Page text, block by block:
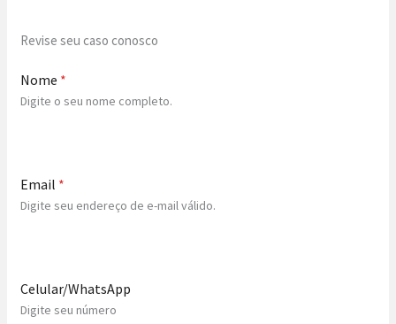
Revise seu caso conosco
Nome *
Digite o seu nome completo.
Email *
Digite seu endereço de e-mail válido.
Celular/WhatsApp
Digite seu número